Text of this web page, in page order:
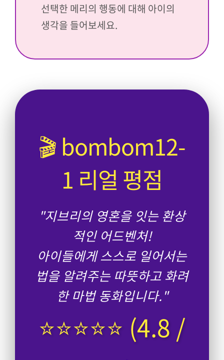
선택한 메리의 행동에 대해 아이의
생각을 들어보세요.
🎬 bombom12-
1 리얼 평점
"지브리의 영혼을 잇는 환상
적인 어드벤처!
아이들에게 스스로 일어서는
법을 알려주는 따뜻하고 화려
한 마법 동화입니다."
⭐⭐⭐⭐⭐ (4.8 /